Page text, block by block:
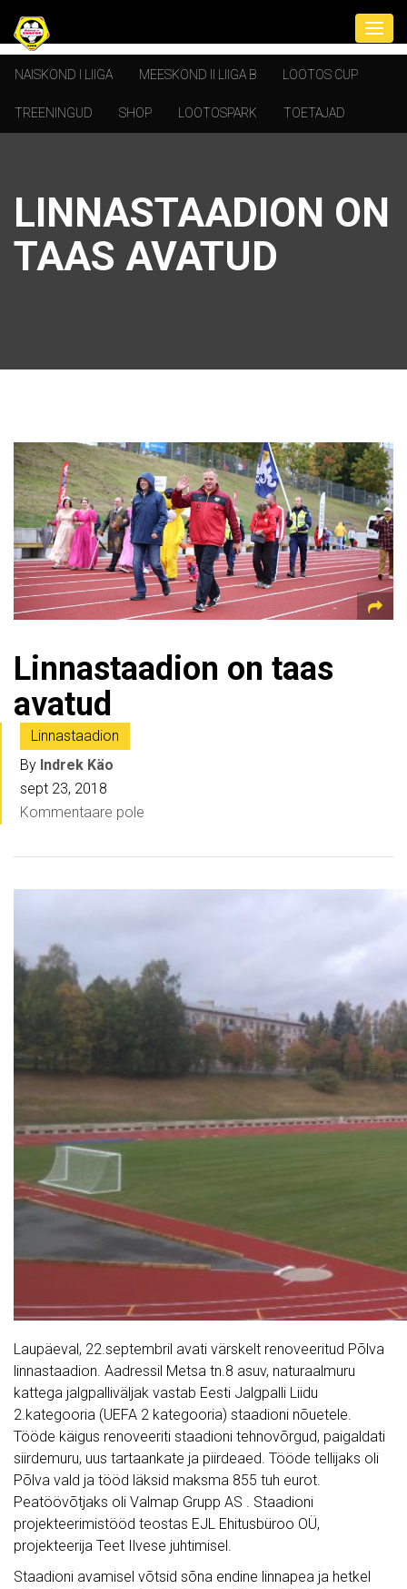
NAISKOND I LIIGA MEESKOND II LIIGA B LOOTOS CUP
TREENINGUD SHOP LOOTOSPARK TOETAJAD
LINNASTAADION ON
TAAS AVATUD
Linnastaadion on taas
avatud
Linnastaadion
By Indrek Käo
sept 23, 2018
Kommentaare pole
Laupäeval, 22.septembril avati värskelt renoveeritud Põlva
linnastaadion. Aadressil Metsa tn.8 asuv, naturaalmuru
kattega jalgpalliväljak vastab Eesti Jalgpalli Liidu
2.kategooria (UEFA 2 kategooria) staadioni nõuetele.
Tööde käigus renoveeriti staadioni tehnovõrgud, paigaldati
siirdemuru, uus tartaankate ja piirdeaed. Tööde tellijaks oli
Põlva vald ja tööd läksid maksma 855 tuh eurot.
Peatöövõtjaks oli Valmap Grupp AS . Staadioni
projekteerimistööd teostas EJL Ehitusbüroo OÜ,
projekteerija Teet Ilvese juhtimisel.
Staadioni avamisel võtsid sõna endine linnapea ja hetkel